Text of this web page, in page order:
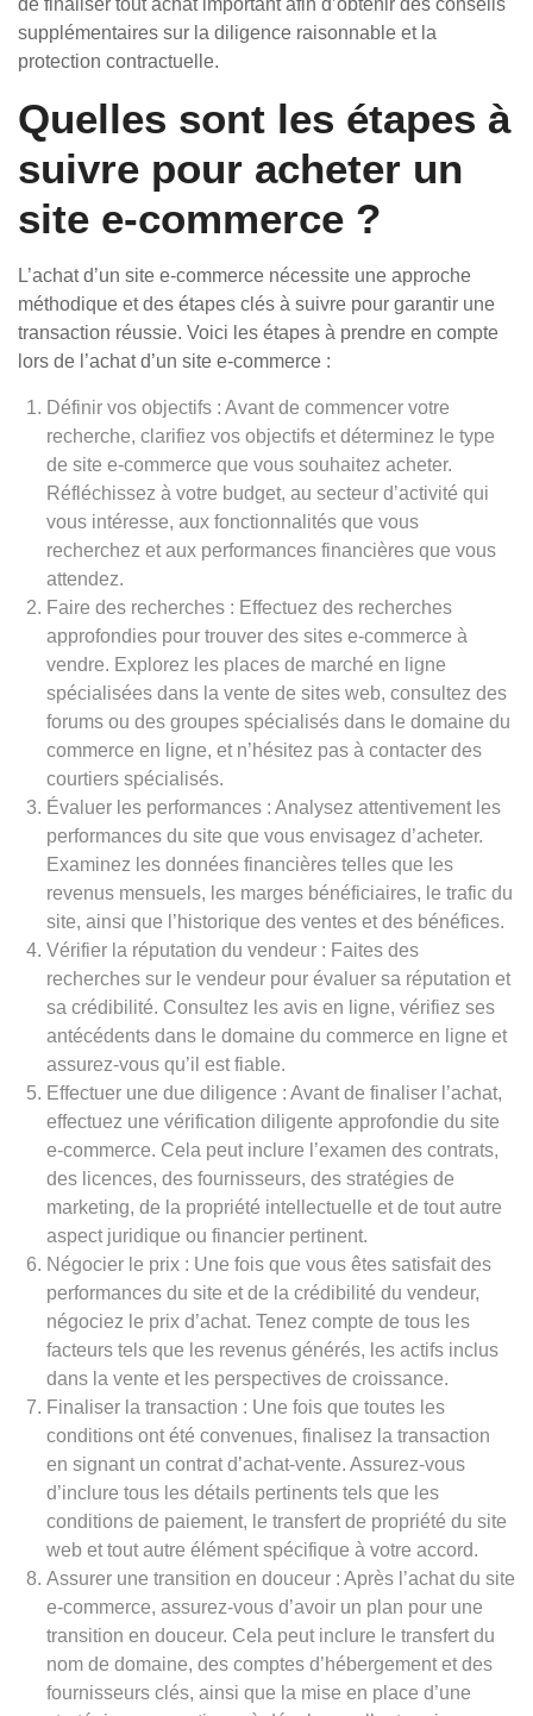
de finaliser tout achat important afin d’obtenir des conseils
supplémentaires sur la diligence raisonnable et la
protection contractuelle.
Quelles sont les étapes à
suivre pour acheter un
site e-commerce ?
L’achat d’un site e-commerce nécessite une approche
méthodique et des étapes clés à suivre pour garantir une
transaction réussie. Voici les étapes à prendre en compte
lors de l’achat d’un site e-commerce :
Définir vos objectifs : Avant de commencer votre
recherche, clarifiez vos objectifs et déterminez le type
de site e-commerce que vous souhaitez acheter.
Réfléchissez à votre budget, au secteur d’activité qui
vous intéresse, aux fonctionnalités que vous
recherchez et aux performances financières que vous
attendez.
Faire des recherches : Effectuez des recherches
approfondies pour trouver des sites e-commerce à
vendre. Explorez les places de marché en ligne
spécialisées dans la vente de sites web, consultez des
forums ou des groupes spécialisés dans le domaine du
commerce en ligne, et n’hésitez pas à contacter des
courtiers spécialisés.
Évaluer les performances : Analysez attentivement les
performances du site que vous envisagez d’acheter.
Examinez les données financières telles que les
revenus mensuels, les marges bénéficiaires, le trafic du
site, ainsi que l’historique des ventes et des bénéfices.
Vérifier la réputation du vendeur : Faites des
recherches sur le vendeur pour évaluer sa réputation et
sa crédibilité. Consultez les avis en ligne, vérifiez ses
antécédents dans le domaine du commerce en ligne et
assurez-vous qu’il est fiable.
Effectuer une due diligence : Avant de finaliser l’achat,
effectuez une vérification diligente approfondie du site
e-commerce. Cela peut inclure l’examen des contrats,
des licences, des fournisseurs, des stratégies de
marketing, de la propriété intellectuelle et de tout autre
aspect juridique ou financier pertinent.
Négocier le prix : Une fois que vous êtes satisfait des
performances du site et de la crédibilité du vendeur,
négociez le prix d’achat. Tenez compte de tous les
facteurs tels que les revenus générés, les actifs inclus
dans la vente et les perspectives de croissance.
Finaliser la transaction : Une fois que toutes les
conditions ont été convenues, finalisez la transaction
en signant un contrat d’achat-vente. Assurez-vous
d’inclure tous les détails pertinents tels que les
conditions de paiement, le transfert de propriété du site
web et tout autre élément spécifique à votre accord.
Assurer une transition en douceur : Après l’achat du site
e-commerce, assurez-vous d’avoir un plan pour une
transition en douceur. Cela peut inclure le transfert du
nom de domaine, des comptes d’hébergement et des
fournisseurs clés, ainsi que la mise en place d’une